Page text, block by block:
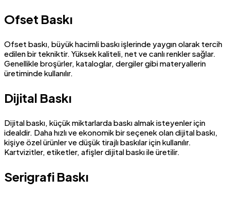
Ofset Baskı
Ofset baskı, büyük hacimli baskı işlerinde yaygın olarak tercih
edilen bir tekniktir. Yüksek kaliteli, net ve canlı renkler sağlar.
Genellikle broşürler, kataloglar, dergiler gibi materyallerin
üretiminde kullanılır.
Dijital Baskı
Dijital baskı, küçük miktarlarda baskı almak isteyenler için
idealdir. Daha hızlı ve ekonomik bir seçenek olan dijital baskı,
kişiye özel ürünler ve düşük tirajlı baskılar için kullanılır.
Kartvizitler, etiketler, afişler dijital baskı ile üretilir.
Serigrafi Baskı